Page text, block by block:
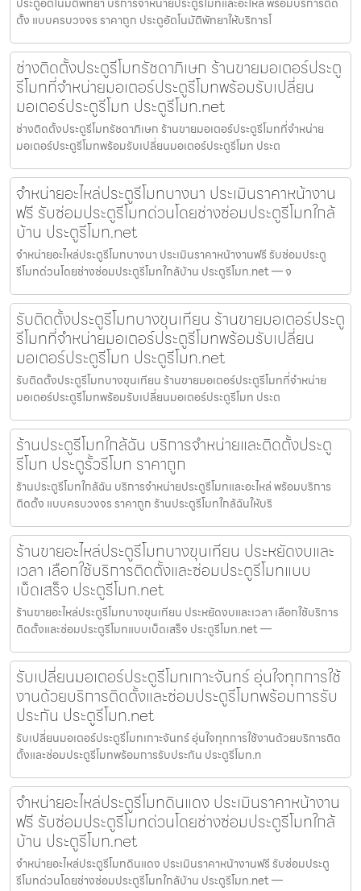
ตั้ง แบบครบวงจร ราคาถูก ประตูอัตโนมัติพัทยาให้บริการโ
ช่างติดตั้งประตูรีโมทรัชดาภิเษก ร้านขายมอเตอร์ประตู
รีโมทที่จำหน่ายมอเตอร์ประตูรีโมทพร้อมรับเปลี่ยน
มอเตอร์ประตูรีโมท ประตูรีโมท.net
ช่างติดตั้งประตูรีโมทรัชดาภิเษก ร้านขายมอเตอร์ประตูรีโมทที่จำหน่าย
มอเตอร์ประตูรีโมทพร้อมรับเปลี่ยนมอเตอร์ประตูรีโมท ประต
จำหน่ายอะไหล่ประตูรีโมทบางนา ประเมินราคาหน้างาน
ฟรี รับซ่อมประตูรีโมทด่วนโดยช่างซ่อมประตูรีโมทใกล้
บ้าน ประตูรีโมท.net
จำหน่ายอะไหล่ประตูรีโมทบางนา ประเมินราคาหน้างานฟรี รับซ่อมประตู
รีโมทด่วนโดยช่างซ่อมประตูรีโมทใกล้บ้าน ประตูรีโมท.net — จ
รับติดตั้งประตูรีโมทบางขุนเทียน ร้านขายมอเตอร์ประตู
รีโมทที่จำหน่ายมอเตอร์ประตูรีโมทพร้อมรับเปลี่ยน
มอเตอร์ประตูรีโมท ประตูรีโมท.net
รับติดตั้งประตูรีโมทบางขุนเทียน ร้านขายมอเตอร์ประตูรีโมทที่จำหน่าย
มอเตอร์ประตูรีโมทพร้อมรับเปลี่ยนมอเตอร์ประตูรีโมท ประต
ร้านประตูรีโมทใกล้ฉัน บริการจำหน่ายและติดตั้งประตู
รีโมท ประตูรั้วรีโมท ราคาถูก
ร้านประตูรีโมทใกล้ฉัน บริการจำหน่ายประตูรีโมทและอะไหล่ พร้อมบริการ
ติดตั้ง แบบครบวงจร ราคาถูก ร้านประตูรีโมทใกล้ฉันให้บริ
ร้านขายอะไหล่ประตูรีโมทบางขุนเทียน ประหยัดงบและ
เวลา เลือกใช้บริการติดตั้งและซ่อมประตูรีโมทแบบ
เบ็ดเสร็จ ประตูรีโมท.net
ร้านขายอะไหล่ประตูรีโมทบางขุนเทียน ประหยัดงบและเวลา เลือกใช้บริการ
ติดตั้งและซ่อมประตูรีโมทแบบเบ็ดเสร็จ ประตูรีโมท.net —
รับเปลี่ยนมอเตอร์ประตูรีโมทเกาะจันทร์ อุ่นใจทุกการใช้
งานด้วยบริการติดตั้งและซ่อมประตูรีโมทพร้อมการรับ
ประกัน ประตูรีโมท.net
รับเปลี่ยนมอเตอร์ประตูรีโมทเกาะจันทร์ อุ่นใจทุกการใช้งานด้วยบริการติด
ตั้งและซ่อมประตูรีโมทพร้อมการรับประกัน ประตูรีโมท.n
จำหน่ายอะไหล่ประตูรีโมทดินแดง ประเมินราคาหน้างาน
ฟรี รับซ่อมประตูรีโมทด่วนโดยช่างซ่อมประตูรีโมทใกล้
บ้าน ประตูรีโมท.net
จำหน่ายอะไหล่ประตูรีโมทดินแดง ประเมินราคาหน้างานฟรี รับซ่อมประตู
รีโมทด่วนโดยช่างซ่อมประตูรีโมทใกล้บ้าน ประตูรีโมท.net —